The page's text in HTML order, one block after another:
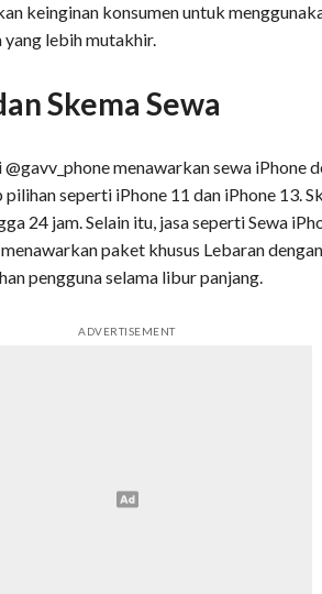
keinginan konsumen untuk
lebih mutakhir.
Skema Sewa
menawarkan sewa iPhone
seperti iPhone 11 dan iPhone 13.
24 jam. Selain itu, jasa seperti Sewa
paket khusus Lebaran
pengguna selama libur panjang.
ADVERTISEMENT